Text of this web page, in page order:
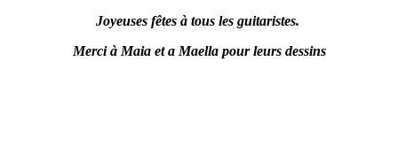
Joyeuses fêtes à tous les guitaristes.
Merci à Maia et a Maella pour leurs dessins